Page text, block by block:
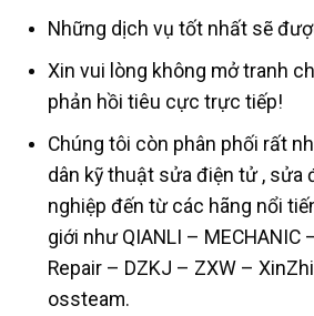
Những dịch vụ tốt nhất sẽ
Xin vui lòng không mở tranh
phản hồi tiêu cực trực tiếp!
Chúng tôi còn phân phối rất
dân kỹ thuật sửa điện tử , sửa
nghiệp đến từ các hãng nổi
giới như QIANLI – MECHANIC
Repair – DZKJ – ZXW –
ossteam.